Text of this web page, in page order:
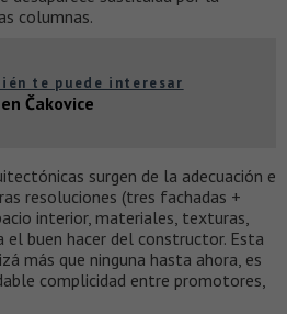
columnas.
te puede interesar
Čakovice
surgen de la adecuación e
resoluciones (tres fachadas +
interior, materiales, texturas,
el buen hacer del constructor. Esta
más que ninguna hasta ahora, es
complicidad entre promotores,